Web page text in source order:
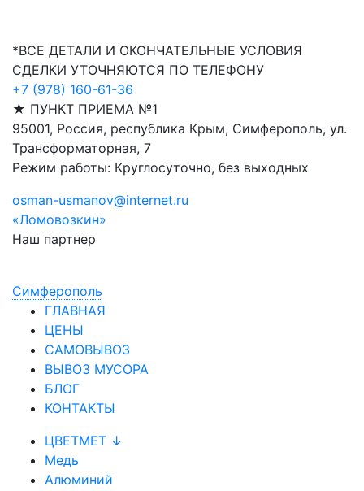
*ВСЕ ДЕТАЛИ И ОКОНЧАТЕЛЬНЫЕ УСЛОВИЯ
СДЕЛКИ УТОЧНЯЮТСЯ ПО ТЕЛЕФОНУ
+7 (978) 160-61-36
★ ПУНКТ ПРИЕМА №1
95001, Россия, республика Крым, Симферополь, ул.
Трансформаторная, 7
Режим работы: Круглосуточно, без выходных
osman-usmanov@internet.ru
«Ломовозкин»
Наш партнер
Симфepoпoль
ГЛАВНАЯ
ЦЕНЫ
САМОВЫВОЗ
ВЫВОЗ МУСОРА
БЛОГ
КОНТАКТЫ
ЦВЕТМЕТ ↓
Медь
Алюминий